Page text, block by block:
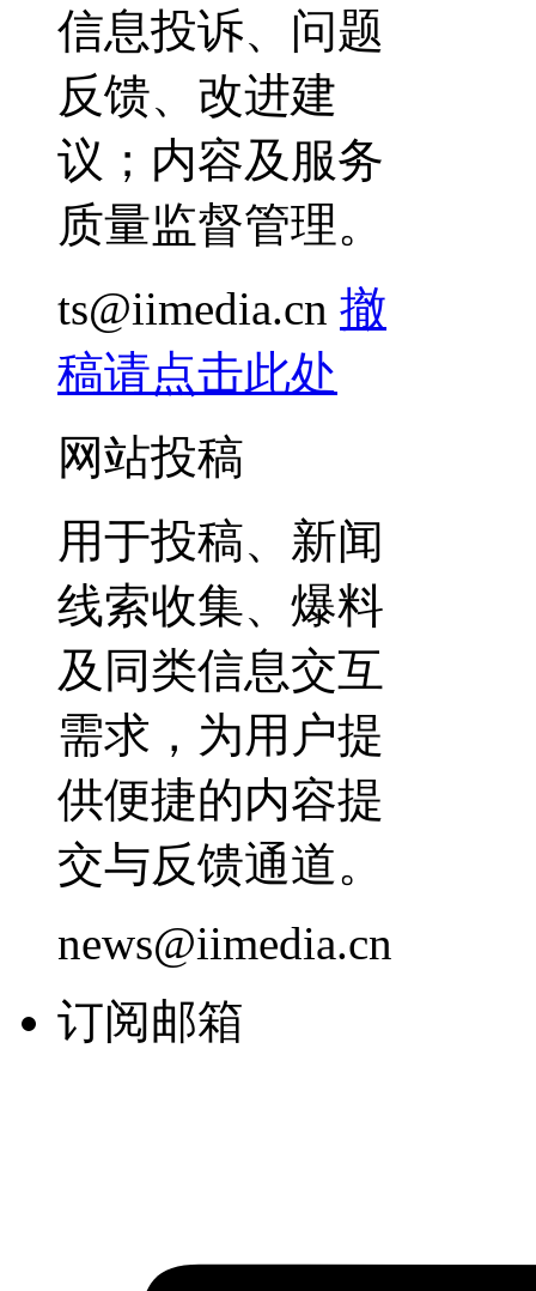
信息投诉、问题
反馈、改进建
议；内容及服务
质量监督管理。
ts@iimedia.cn 撤
稿请点击此处
网站投稿
用于投稿、新闻
线索收集、爆料
及同类信息交互
需求，为用户提
供便捷的内容提
交与反馈通道。
news@iimedia.cn
订阅邮箱